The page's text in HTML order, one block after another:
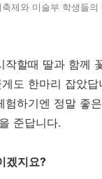
제와 미술부 학생들의
할때 딸과 함께
도 한마리 잡았답
하기엔 정말 좋
준답니다.
겠지요?